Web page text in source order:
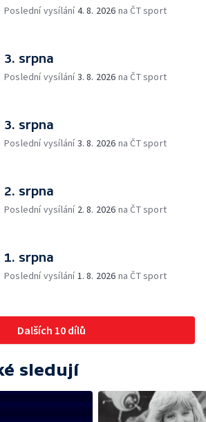
Poslední vysílání4. 8. 2026 na ČT sport
3. srpna
Poslední vysílání3. 8. 2026 na ČT sport
3. srpna
Poslední vysílání3. 8. 2026 na ČT sport
2. srpna
Poslední vysílání 2. 8. 2026 na ČT sport
1. srpna
Poslední vysílání1. 8. 2026 na ČT sport
Dalších 10 dílů
sledují